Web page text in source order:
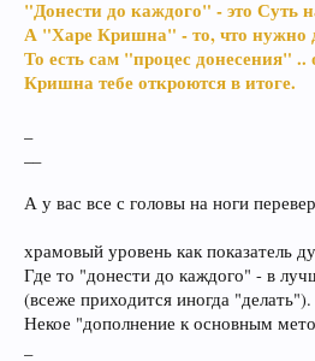
"Донести до каждого" - это Суть
А "Харе Кришна" - то, что нужно
То есть сам "процес донесения" ..
Кришна тебе откроются в итоге.
А у вас все с головы на ноги
храмовый уровень как показатель
Где то "донести до каждого" - в
(всеже приходится иногда "делать").
Некое "дополнение к основным